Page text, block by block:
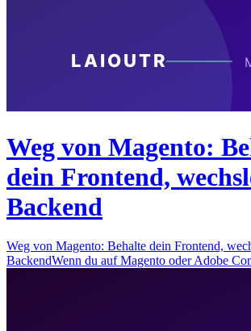
Weg von Magento:
dein Frontend,
Backend
Weg von Magento: Behalte dein Frontend,
BackendWenn du auf Magento oder Adobe